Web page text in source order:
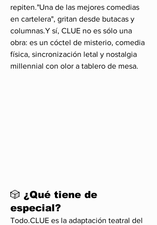
repiten."Una de las mejores comedias
en cartelera", gritan desde butacas y
columnas.Y sí, CLUE no es sólo una
obra: es un cóctel de misterio, comedia
física, sincronización letal y nostalgia
millennial con olor a tablero de mesa.
🎲 ¿Qué tiene de
especial?
Todo.CLUE es la adaptación teatral del